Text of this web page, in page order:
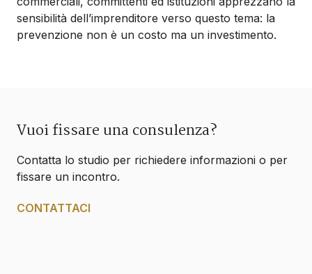
sensibilità dell’imprenditore verso questo tema: la
prevenzione non è un costo ma un investimento.
Vuoi fissare una consulenza?
Contatta lo studio per richiedere informazioni o per
fissare un incontro.
CONTATTACI